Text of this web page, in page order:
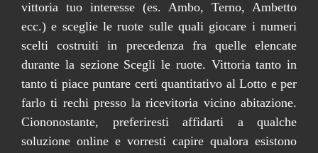
vittoria tuo interesse (es. Ambo, Terno, Ambetto
ecc.) e sceglie le ruote sulle quali giocare i numeri
scelti costruiti in precedenza fra quelle elencate
durante la sezione Scegli le ruote. Vittoria tanto in
tanto ti piace puntare certi quantitativo al Lotto e per
farlo ti rechi presso la ricevitoria vicino abitazione.
Ciononostante, preferiresti affidarti a qualche
soluzione online e vorresti capire qualora esistono